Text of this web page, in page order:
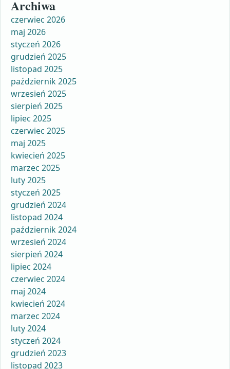
Archiwa
czerwiec 2026
maj 2026
styczeń 2026
grudzień 2025
listopad 2025
październik 2025
wrzesień 2025
sierpień 2025
lipiec 2025
czerwiec 2025
maj 2025
kwiecień 2025
marzec 2025
luty 2025
styczeń 2025
grudzień 2024
listopad 2024
październik 2024
wrzesień 2024
sierpień 2024
lipiec 2024
czerwiec 2024
maj 2024
kwiecień 2024
marzec 2024
luty 2024
styczeń 2024
grudzień 2023
listopad 2023